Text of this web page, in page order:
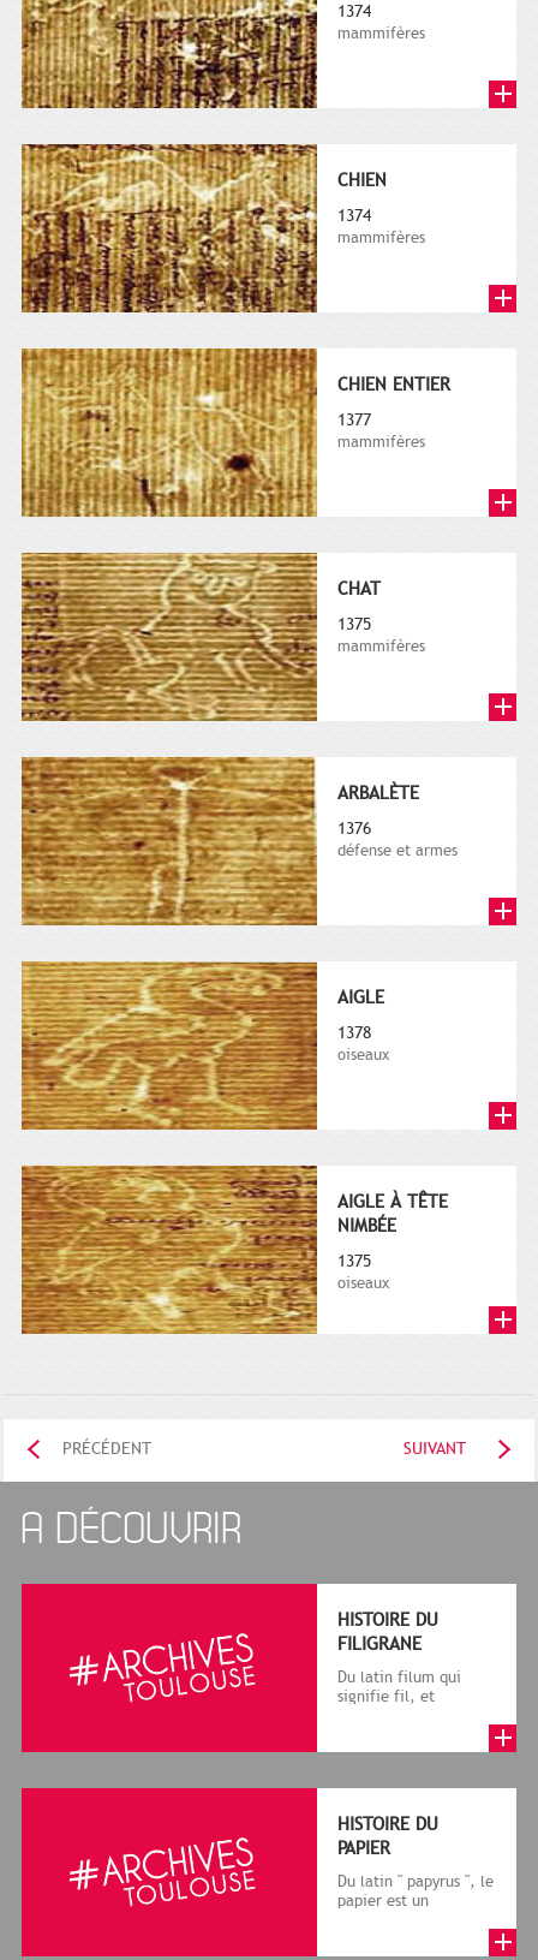
1374
mammifères
CHIEN
1374
mammifères
CHIEN ENTIER
1377
mammifères
CHAT
1375
mammifères
ARBALÈTE
1376
défense et armes
AIGLE
1378
oiseaux
AIGLE À TÊTE
NIMBÉE
1375
oiseaux
PRÉCÉDENT SUIVANT
A DÉCOUVRIR
HISTOIRE DU
FILIGRANE
Du latin filum qui
signifie fil, et
le cadre de la f...
HISTOIRE DU
PAPIER
Du latin " papyrus ", le
papier est un